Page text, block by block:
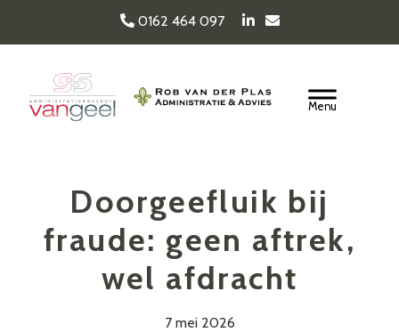
hoofd
inhoud
0162 464 097
Van Geel & van der
Header
Doorgeefluik bij
fraude: geen aftrek,
wel afdracht
7 mei 2026